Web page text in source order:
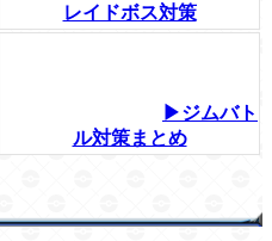
レイドボス対策
▶ジムバト
ル対策まとめ